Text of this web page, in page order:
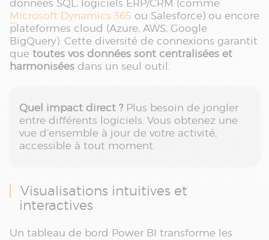
données SQL, logiciels ERP/CRM (comme
Microsoft Dynamics 365 ou Salesforce) ou encore
plateformes cloud (Azure, AWS, Google
BigQuery). Cette diversité de connexions garantit
que toutes vos données sont centralisées et
harmonisées dans un seul outil.
Quel impact direct ? Plus besoin de jongler
entre différents logiciels. Vous obtenez une
vue d’ensemble à jour de votre activité,
accessible à tout moment.
Visualisations intuitives et
interactives
Un tableau de bord Power BI transforme les